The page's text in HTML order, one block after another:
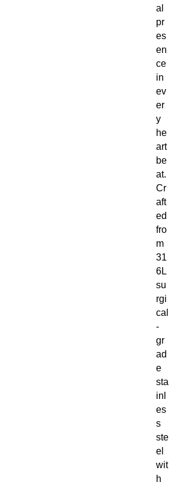
al
pr
es
en
ce
in
ev
er
y
he
art
be
at.
Cr
aft
ed
fro
m
31
6L
su
rgi
cal
-
gr
ad
e
sta
inl
es
s
ste
el
wit
h